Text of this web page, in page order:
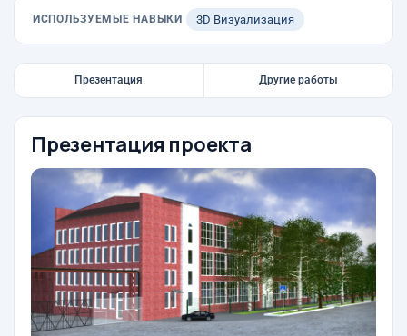
ИСПОЛЬЗУЕМЫЕ НАВЫКИ 3D Визуализация
Презентация Другие работы
Презентация проекта